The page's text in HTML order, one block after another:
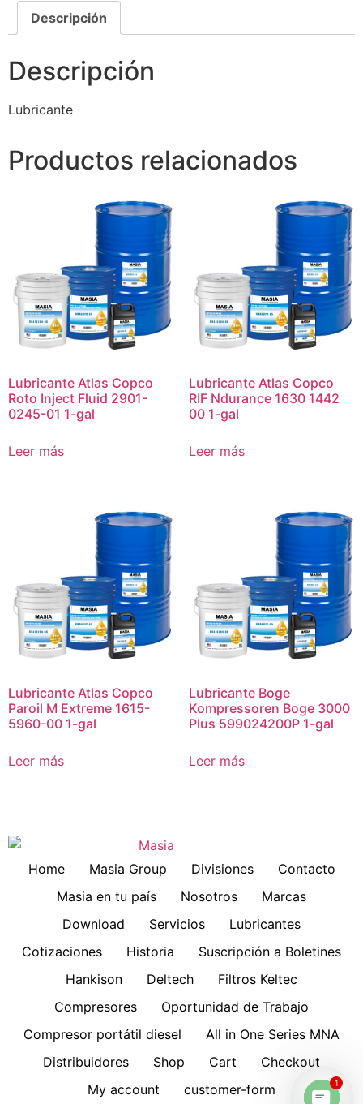
Descripción
Descripción
Lubricante
Productos relacionados
Lubricante Atlas Copco
Roto Inject Fluid 2901-
0245-01 1-gal
Leer más
Lubricante Atlas Copco
RIF Ndurance 1630 1442
00 1-gal
Leer más
Lubricante Atlas Copco
Paroil M Extreme 1615-
5960-00 1-gal
Leer más
Lubricante Boge
Kompressoren Boge 3000
Plus 599024200P 1-gal
Leer más
Home Masia Group Divisiones
Contacto
Masia en tu país
Nosotros
Marcas
Download
Servicios
Lubricantes
Cotizaciones
Historia
Suscripción a Boletines
Hankison
Deltech
Filtros Keltec
Compresores
Oportunidad de Trabajo
Compresor portátil diesel
All in One Series MNA
Distribuidores
Shop Cart
Checkout
My account
customer-form 1